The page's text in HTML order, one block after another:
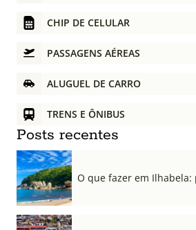
CHIP DE CELULAR
PASSAGENS AÉREAS
ALUGUEL DE CARRO
TRENS E ÔNIBUS
Posts recentes
O que fazer em